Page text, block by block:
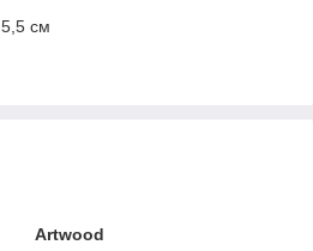
5,5 см
Artwood